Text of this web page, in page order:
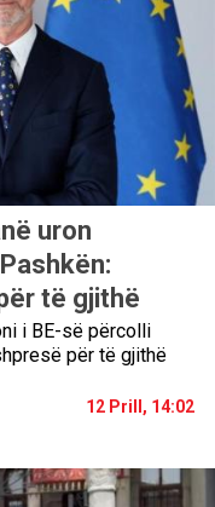
uron
të gjithë
i BE-së përcolli
për të gjithë
12 Prill, 14:02